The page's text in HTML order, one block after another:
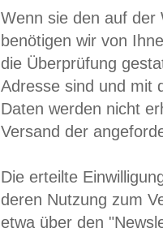
Wenn sie den auf der
benötigen wir von
die Überprüfung
Adresse sind und mit
Daten werden nicht
Versand der
Die erteilte
deren Nutzung zum
etwa über den